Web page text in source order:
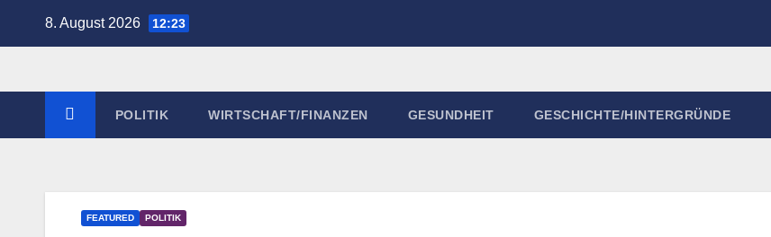
8. August 2026 12:23
POLITIK WIRTSCHAFT/FINANZEN GESUNDHEIT GESCHICHTE/HINTERGRÜNDE
FEATURED POLITIK